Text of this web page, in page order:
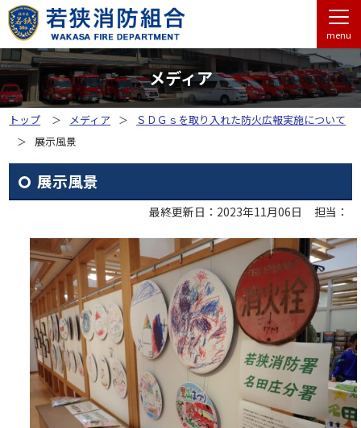
menu
メディア
トップ メディア
ＳＤＧｓを取り入れた防火広報実施について
展示風景
展示風景
最終更新日：2023年11月06日 担当：